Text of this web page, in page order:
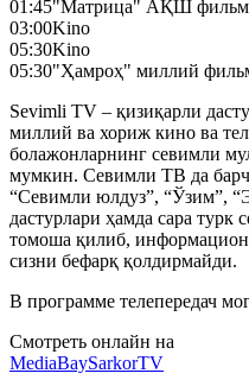
01:45"Матрица" АҚШ
03:00Kino
05:30Kino
05:30"Ҳамроҳ" миллий
Sevimli TV – қизиқарли
миллий ва хориж кино ва
болажонларнинг севимли
мумкин. Севимли ТВ да
“Севимли юлдуз”, “Ўзим”,
дастурлари ҳамда сара турк
томоша қилиб, информацион
сизни бефарқ қолдирмайди.
В программе телепередач
Смотреть онлайн на
MediaBaySarkorTV